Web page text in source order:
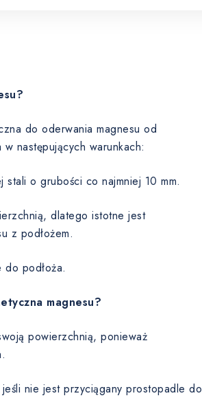
do oderwania magnesu od
następujących warunkach:
stali o grubości co najmniej 10 mm.
dlatego istotne jest
z podłożem.
podłoża.
magnesu?
powierzchnią, ponieważ
nie jest przyciągany prostopadle do